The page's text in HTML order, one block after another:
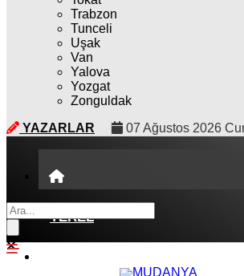
Trabzon
Tunceli
Uşak
Van
Yalova
Yozgat
Zonguldak
YAZARLAR
07 Ağustos 2026
YEREL